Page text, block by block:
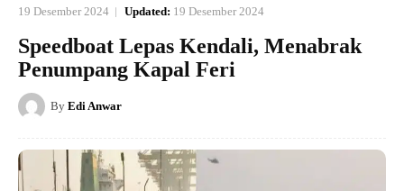
19 Desember 2024 Updated: 19 Desember 2024
Speedboat Lepas Kendali, Menabrak
Penumpang Kapal Feri
By Edi Anwar